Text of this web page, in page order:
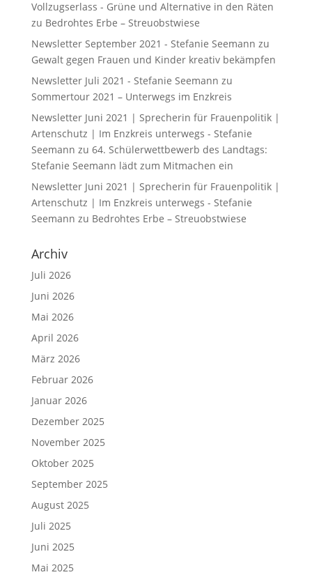
Vollzugserlass - Grüne und Alternative in den Räten
zu Bedrohtes Erbe – Streuobstwiese
Newsletter September 2021 - Stefanie Seemann zu
Gewalt gegen Frauen und Kinder kreativ bekämpfen
Newsletter Juli 2021 - Stefanie Seemann zu
Sommertour 2021 – Unterwegs im Enzkreis
Newsletter Juni 2021 | Sprecherin für Frauenpolitik |
Artenschutz | Im Enzkreis unterwegs - Stefanie
Seemann zu 64. Schülerwettbewerb des Landtags:
Stefanie Seemann lädt zum Mitmachen ein
Newsletter Juni 2021 | Sprecherin für Frauenpolitik |
Artenschutz | Im Enzkreis unterwegs - Stefanie
Seemann zu Bedrohtes Erbe – Streuobstwiese
Archiv
Juli 2026
Juni 2026
Mai 2026
April 2026
März 2026
Februar 2026
Januar 2026
Dezember 2025
November 2025
Oktober 2025
September 2025
August 2025
Juli 2025
Juni 2025
Mai 2025